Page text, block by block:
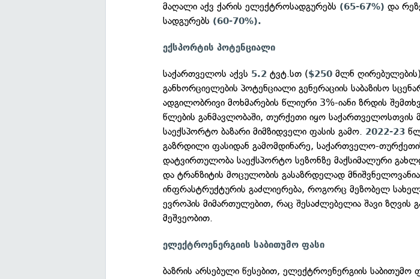
მაღალი აქვ ქარის ელექტროსადგურებს (65-67%) და
სადგურებს (60-70%).
ექსპორტის პოტენციალი
საქართველოს აქვს 5.2 ტვტ.სთ ($250 მლნ
განხორციელების პოტენციალი გენერაციის საბაზისო
ადგილობრივი მოხმარების წლიური 3%-იანი ზრდის
წლების განმავლობაში, თურქეთი იყო საქართველოსთვის
საექსპორტო ბაზარი მიმზიდველი ფასის გამო. 2022-23
გაზრდილი ფასიდან გამომდინარე, საქართველო-
დატვირთულობა საექსპორტო სეზონზე მაქსიმალური
და ტრანზიტის მოცულობის გასაზრდელად
ინფრასტრუქტურის გაძლიერება, როგორც მეზობელ
ევროპის მიმართულებით, რაც შესაძლებელია შავი ზღვის
მეშვეობით.
ელექტროენერგიის საბითუმო ფასი
ბაზრის არსებული წესებით, ელექტროენერგიის საბითუმო